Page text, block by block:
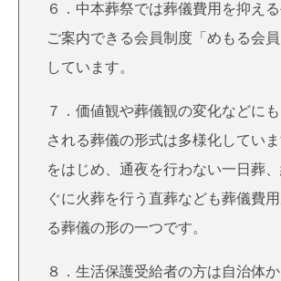
６．中本葬祭では葬儀費用を抑え
ご案内できる会員制度 「めもる会員
しています。
７．価値観や葬儀観の変化などに
される葬儀の形式は多様化してい
をはじめ、通夜を行わない一日葬
ぐに火葬を行う直葬なども葬儀費
る葬儀の形の一つです。
８．生活保護受給者の方は自治体